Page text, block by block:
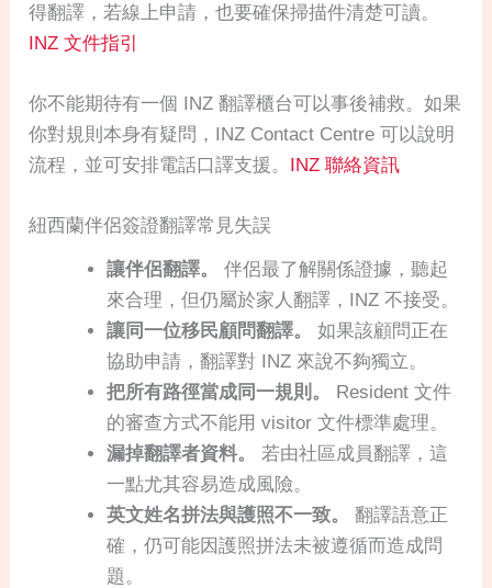
得翻譯，若線上申請，也要確保掃描件清楚可讀。
INZ 文件指引
你不能期待有一個 INZ 翻譯櫃台可以事後補救。如果
你對規則本身有疑問，INZ Contact Centre 可以說明
流程，並可安排電話口譯支援。 INZ 聯絡資訊
紐西蘭伴侶簽證翻譯常見失誤
讓伴侶翻譯。
伴侶最了解關係證據，聽起
來合理，但仍屬於家人翻譯，INZ 不接受。
讓同一位移民顧問翻譯。
如果該顧問正在
協助申請，翻譯對 INZ 來說不夠獨立。
把所有路徑當成同一規則。
Resident 文件
的審查方式不能用 visitor 文件標準處理。
漏掉翻譯者資料。
若由社區成員翻譯，這
一點尤其容易造成風險。
英文姓名拼法與護照不一致。
翻譯語意正
確，仍可能因護照拼法未被遵循而造成問
題。